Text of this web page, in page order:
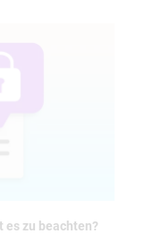
zu beachten?